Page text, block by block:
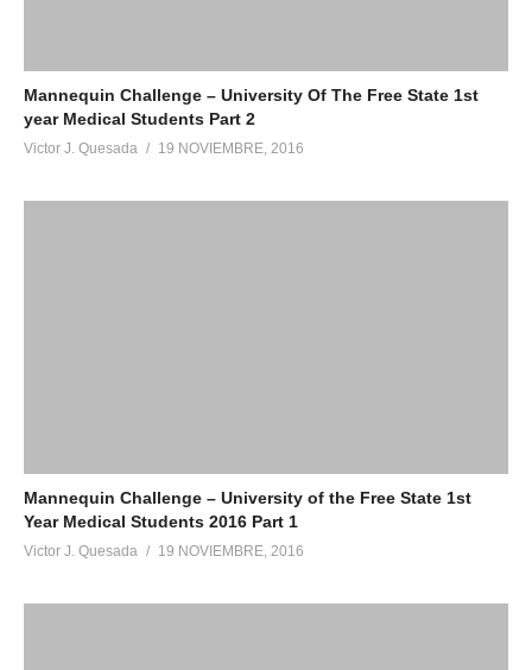
Mannequin Challenge – University Of The Free State 1st
year Medical Students Part 2
Victor J. Quesada 19 NOVIEMBRE, 2016
Mannequin Challenge – University of the Free State 1st
Year Medical Students 2016 Part 1
Victor J. Quesada 19 NOVIEMBRE, 2016